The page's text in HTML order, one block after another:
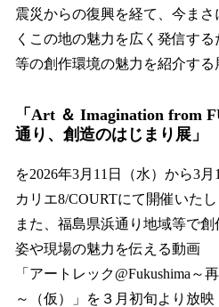
中
で
す
震災からの復興を経て、今ま
くこの地の魅力を広く発信す
等の創作環境の魅力を紹介する
「 Art ＆ Imagination from
通り、創造のはじまり展 」
を2026年3月11日（水）から3
カリエ8/COURTにて開催いたし
また、福島県浜通り地域等で
姿や現場の魅力を伝える動画
「アートレック@Fukushima～
～（仮）」を３月初旬より放映